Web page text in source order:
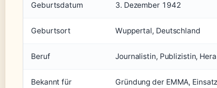
Geburtsdatum 3. Dezember 1942
Geburtsort Wuppertal, Deutschland
Beruf Journalistin, Publizistin,
Bekannt für Gründung der EMMA,